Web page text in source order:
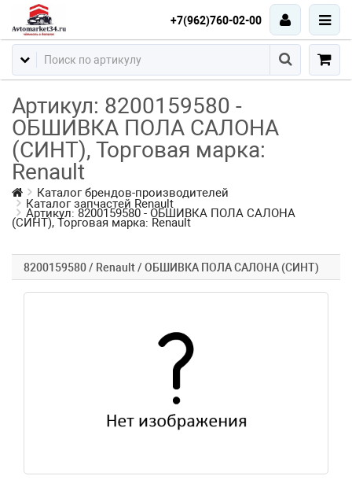
+7(962)760-02-00
Артикул: 8200159580 -
ОБШИВКА ПОЛА САЛОНА
(СИНТ), Торговая марка:
Renault
Каталог брендов-производителей
Каталог запчастей Renault
Артикул: 8200159580 - ОБШИВКА ПОЛА САЛОНА
(СИНТ), Торговая марка: Renault
8200159580 / Renault / ОБШИВКА ПОЛА САЛОНА (СИНТ)